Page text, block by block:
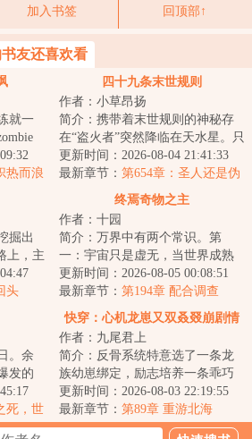
加入书签 回顶部↑
友还喜欢看
就一
洛，
热而浪
四十九条末世规则
作者：小草昂扬
简介：携带着末世规则的神秘存
在“盗火者”突然降临在天水星。只
有通过全部四十九条末世规则考
验的人类，...
更新时间：2026-08-04 21:41:33
最新章节： 第654章：圣人还是伪
掘出
上，主
，炮
头
终焉奇物之主
作者：十园
简介：万界中有两个常识。第
一：宇宙只是虚无，当世界成熟
后，将会无可避免地坠入母河，
往终焉而去。届时...
更新时间：2026-08-05 00:08:51
最新章节： 第194章 配合调查
。余
发的
间。
死，世
快穿：心机龙崽又双叒叕崩剧情
作者：九尾君上
简介：反骨系统特意选了一条龙
族幼崽绑定，励志培养一条乖巧
听话的小棉袄，为祂疯，为祂
狂，为祂哐哐撞大...
更新时间：2026-08-03 22:19:55
最新章节： 第89章 重游北海